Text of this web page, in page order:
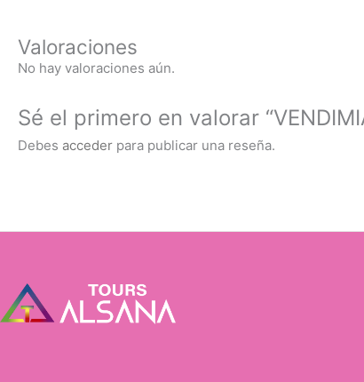
Valoraciones
No hay valoraciones aún.
Sé el primero en valorar
Debes acceder para publicar una reseña.